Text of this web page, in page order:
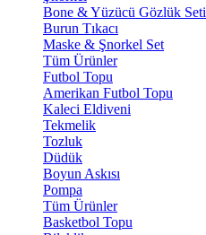
Bone & Yüzücü Gözlük Seti
Burun Tıkacı
Maske & Şnorkel Set
Tüm Ürünler
Futbol Topu
Amerikan Futbol Topu
Kaleci Eldiveni
Tekmelik
Tozluk
Düdük
Boyun Askısı
Pompa
Tüm Ürünler
Basketbol Topu